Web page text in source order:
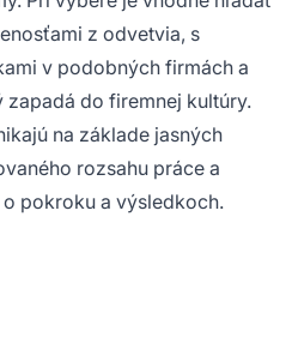
z odvetvia, s
v podobných firmách a
do firemnej kultúry.
na základe jasných
rozsahu práce a
pokroku a výsledkoch.